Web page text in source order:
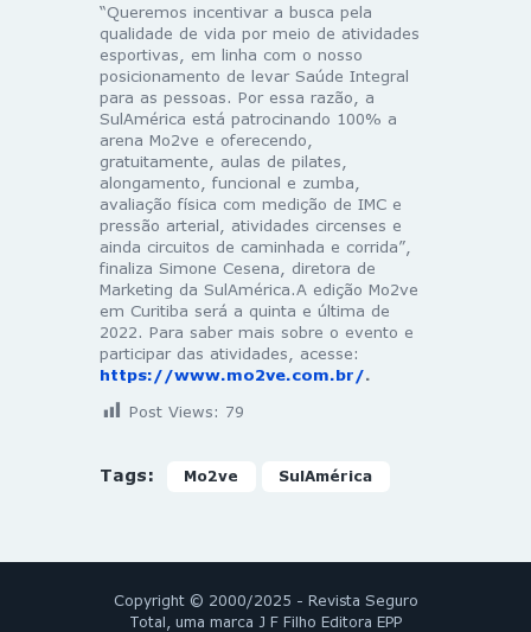
“Queremos incentivar a busca pela
qualidade de vida por meio de atividades
esportivas, em linha com o nosso
posicionamento de levar Saúde Integral
para as pessoas. Por essa razão, a
SulAmérica está patrocinando 100% a
arena Mo2ve e oferecendo,
gratuitamente, aulas de pilates,
alongamento, funcional e zumba,
avaliação física com medição de IMC e
pressão arterial, atividades circenses e
ainda circuitos de caminhada e corrida”,
finaliza Simone Cesena, diretora de
Marketing da SulAmérica.A edição Mo2ve
em Curitiba será a quinta e última de
2022. Para saber mais sobre o evento e
participar das atividades, acesse:
https://www.mo2ve.com.br/.
Post Views: 79
Tags: Mo2ve SulAmérica
Copyright © 2000/2025 - Revista Seguro
Total, uma marca J F Filho Editora EPP